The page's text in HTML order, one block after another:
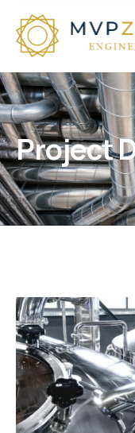
Project